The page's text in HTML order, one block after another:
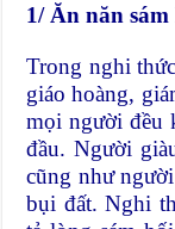
1/ Ăn năn sám
Trong nghi
giáo hoàng,
mọi người đều
đầu. Người
cũng như
bụi đất. Nghi